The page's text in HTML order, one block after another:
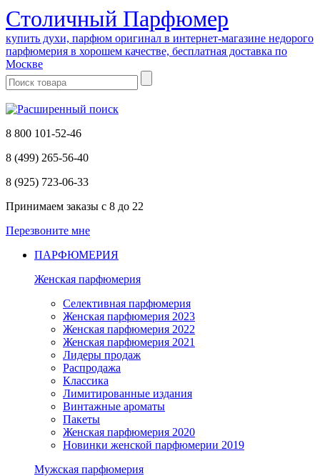
Cтоличный Парфюмер
купить духи, парфюм оригинал в интернет-магазине недорого
парфюмерия в хорошем качестве, бесплатная доставка по
Москве
8 800 101-52-46
8 (499) 265-56-40
8 (925) 723-06-33
Принимаем заказы с 8 до 22
Перезвоните мне
ПАРФЮМЕРИЯ
Женская парфюмерия
Селективная парфюмерия
Женская парфюмерия 2023
Женская парфюмерия 2022
Женская парфюмерия 2021
Лидеры продаж
Распродажа
Классика
Лимитированные издания
Винтажные ароматы
Пакеты
Женская парфюмерия 2020
Новинки женской парфюмерии 2019
Мужская парфюмерия